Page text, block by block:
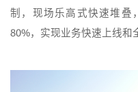
制，现场乐高式快速堆叠
80%，实现业务快速上线和